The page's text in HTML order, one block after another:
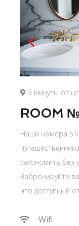
3 минуты от
ROOM
Наши номера
сэкономить без
Забронируйте
что доступный
Wifi